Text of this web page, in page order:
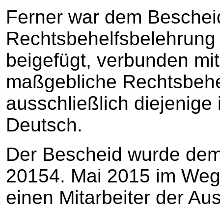
Ferner war dem
beigefügt, verbunden
maßgebliche
ausschließlich diejenige
Deutsch.
Der Bescheid wurde
20154. Mai 2015 im
einen Mitarbeiter der